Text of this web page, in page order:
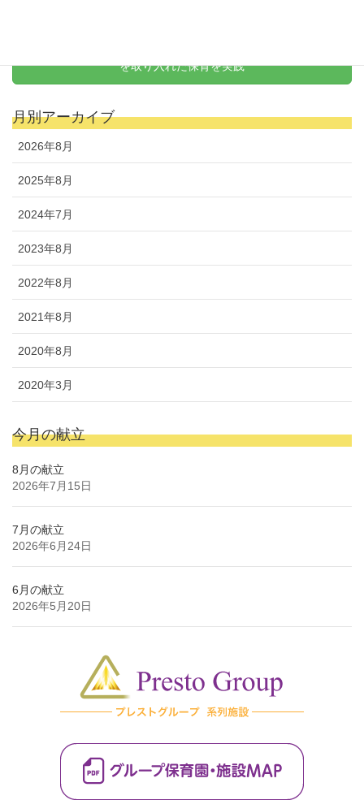
を取り入れた保育を実践
月別アーカイブ
2026年8月
2025年8月
2024年7月
2023年8月
2022年8月
2021年8月
2020年8月
2020年3月
今月の献立
8月の献立
2026年7月15日
7月の献立
2026年6月24日
6月の献立
2026年5月20日